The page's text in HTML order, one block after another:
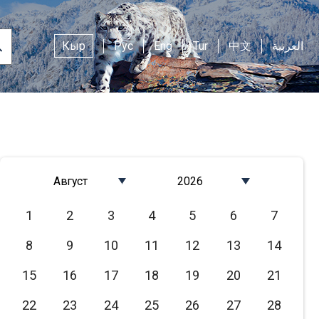
Кыр Рус Eng Tur 中文 العربية
Август
Март
Апрель
Июнь
2026
2024
2023
2021
1 2 3 4 5 6
7
8
9 10 11 12 13
14
15
16 17 18 19 20
21
22
23 24 25 26 27
28